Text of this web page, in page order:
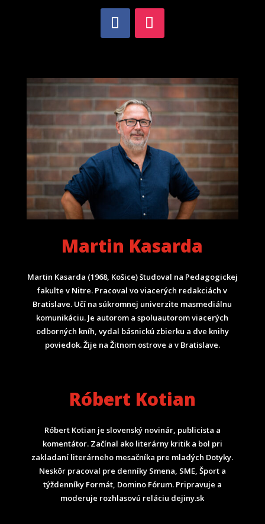
Martin Kasarda
Martin Kasarda (1968, Košice) študoval na Pedagogickej
fakulte v Nitre. Pracoval vo viacerých redakciách v
Bratislave. Učí na súkromnej univerzite masmediálnu
komunikáciu. Je autorom a spoluautorom viacerých
odborných kníh, vydal básnickú zbierku a dve knihy
poviedok. Žije na Žitnom ostrove a v Bratislave.
Róbert Kotian
Róbert Kotian je slovenský novinár, publicista a
komentátor. Začínal ako literárny kritik a bol pri
zakladaní literárneho mesačníka pre mladých Dotyky.
Neskôr pracoval pre denníky Smena, SME, Šport a
týždenníky Formát, Domino Fórum. Pripravuje a
moderuje rozhlasovú reláciu dejiny.sk